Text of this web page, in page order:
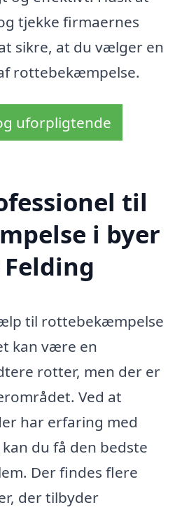
tjekke firmaernes
sikre, at du vælger en
rottebekæmpelse.
uforpligtende
til
i byer
til rottebekæmpelse
kan være en
rotter, men der er
Ved at
har erfaring med
du få den bedste
Der findes flere
der tilbyder